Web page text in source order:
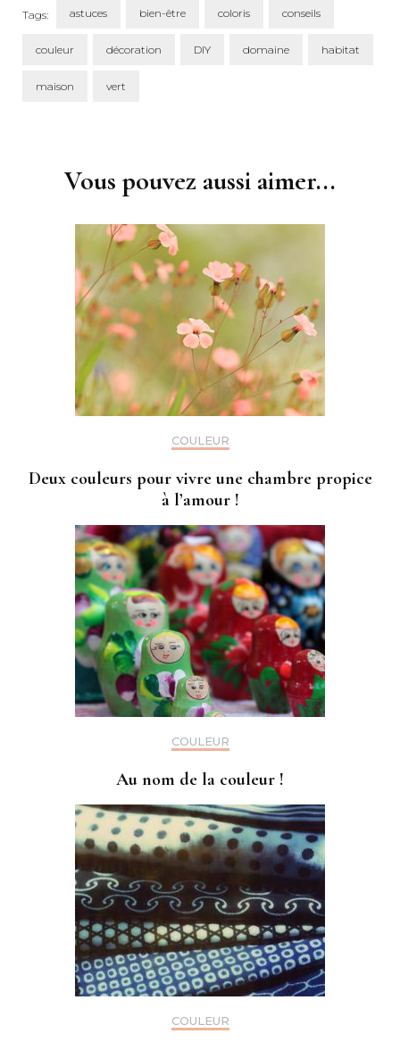
Tags: astuces bien-être coloris conseils
couleur décoration DIY domaine habitat
maison vert
Vous pouvez aussi aimer...
COULEUR
Deux couleurs pour vivre une chambre propice
à l’amour !
COULEUR
Au nom de la couleur !
COULEUR